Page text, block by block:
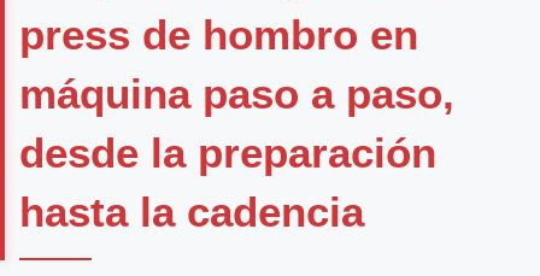
press de hombro en
máquina paso a paso,
desde la preparación
hasta la cadencia